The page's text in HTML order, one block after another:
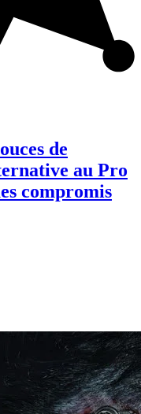
de
au Pro
compromis